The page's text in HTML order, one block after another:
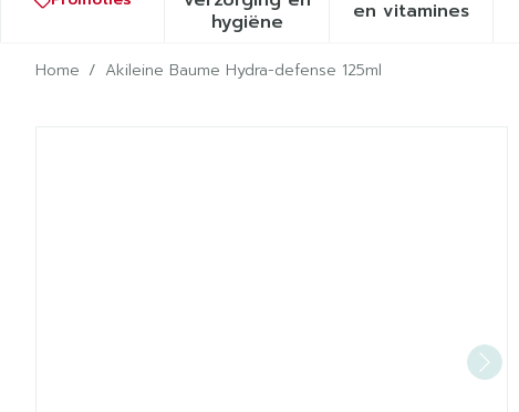
hygiëneToon submenu voor
en vitamines
Toon
Home / Akileine Baume Hydra-defense 125ml
Akileine Baume Hydra-